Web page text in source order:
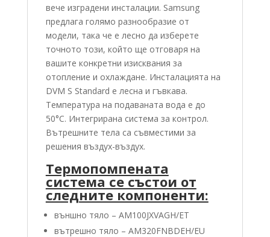
вече изградени инсталации. Samsung
предлага голямо разнообразие от
модели, така че е лесно да изберете
точното този, който ще отговаря на
вашите конкретни изисквания за
отопление и охлаждане. Инсталацията на
DVM S Standard е лесна и гъвкава.
Температура на подаваната вода е до
50°C. Интегрирана система за контрол.
Вътрешните тела са съвместими за
решения въздух-въздух.
Термопомпената
система се състои от
следните компоненти:
външно тяло – AM100JXVAGH/ET
вътрешно тяло – AM320FNBDEH/EU